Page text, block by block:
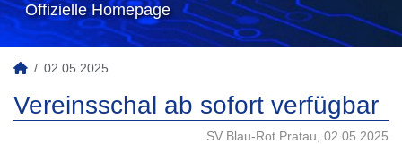
Offizielle Homepage
02.05.2025
Vereinsschal ab sofort verfügbar
SV Blau-Rot Pratau, 02.05.2025